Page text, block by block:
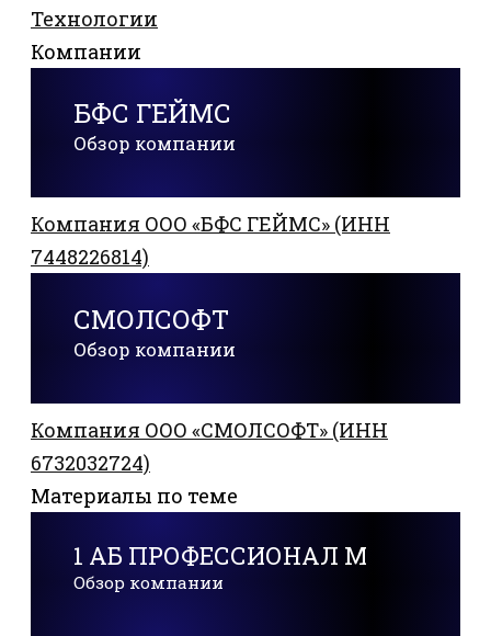
Технологии
Компании
БФС ГЕЙМС
Обзор компании
Компания ООО «БФС ГЕЙМС» (ИНН
7448226814)
СМОЛСОФТ
Обзор компании
Компания ООО «СМОЛСОФТ» (ИНН
6732032724)
Материалы по теме
1 АБ ПРОФЕССИОНАЛ М
Обзор компании